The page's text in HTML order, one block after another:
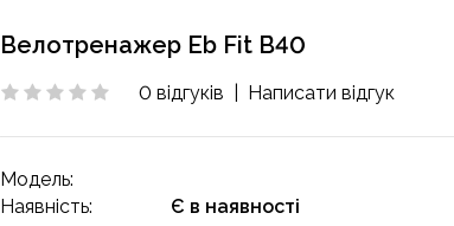
Велотренажер Eb Fit B40
0 відгуків Написати відгук
Модель:
Наявність:
Є в наявності